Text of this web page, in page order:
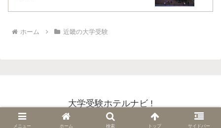
ホーム 近畿の大学受験
大学受験ホテルナビ !
Copyright © 2018-2026 大学受験ホテルナビ ! All Rights Reserved.
メニュー ホーム 検索 トップ サイドバー